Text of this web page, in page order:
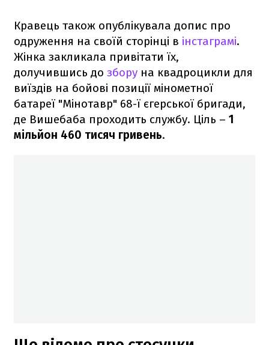
Кравець також опублікувала допис про
одруження на своїй сторінці в інстаграмі.
Жінка закликала привітати їх,
долучившись до збору на квадроцикли для
виїздів на бойові позиції мінометної
батареї "Мінотавр" 68-ї єгерської бригади,
де Вишебаба проходить службу. Ціль – 1
мільйон 460 тисяч гривень.